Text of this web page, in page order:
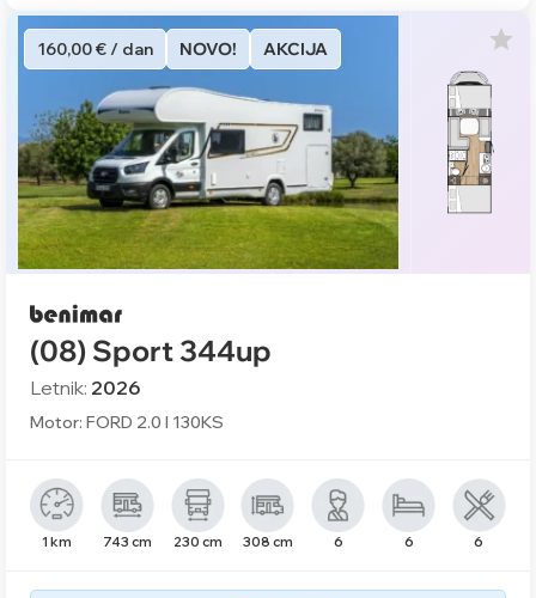
160,00 € / dan NOVO! AKCIJA
(08) Sport 344up
Letnik: 2026
Motor: FORD 2.0 l 130KS
1 km 743 cm 230 cm 308 cm 6 6 6